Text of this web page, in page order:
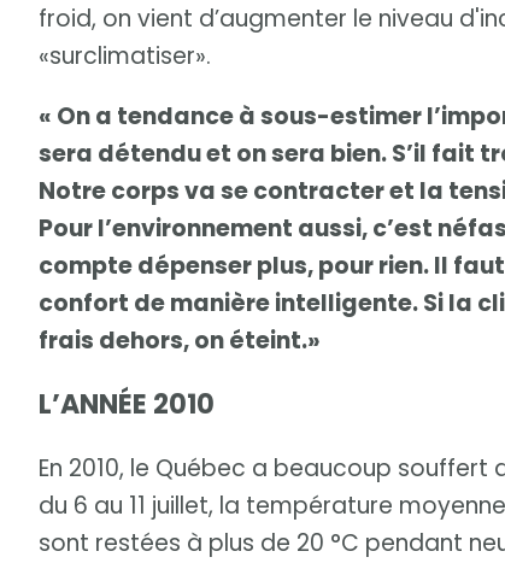
froid, on vient d’augmenter le niveau
«surclimatiser».
« On a tendance à sous-estimer
sera détendu et on sera bien. S’il fait
Notre corps va se contracter et la
Pour l’environnement aussi, c’est
compte dépenser plus, pour rien. Il
confort de manière intelligente. Si la
frais dehors, on éteint.»
L’ANNÉE 2010
En 2010, le Québec a beaucoup
du 6 au 11 juillet, la température
sont restées à plus de 20 °C pendant